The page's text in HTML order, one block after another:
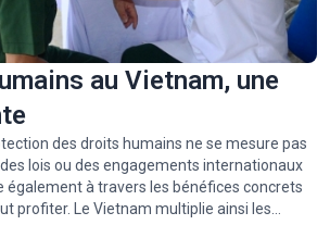
au Vietnam, une
des droits humains ne se mesure pas
lois ou des engagements internationaux
également à travers les bénéfices concrets
profiter. Le Vietnam multiplie ainsi les